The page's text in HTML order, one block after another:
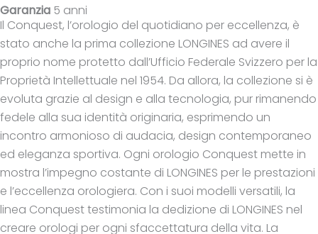
Garanzia 5 anni
Il Conquest, l’orologio del quotidiano per eccellenza, è
stato anche la prima collezione LONGINES ad avere il
proprio nome protetto dall’Ufficio Federale Svizzero per la
Proprietà Intellettuale nel 1954. Da allora, la collezione si è
evoluta grazie al design e alla tecnologia, pur rimanendo
fedele alla sua identità originaria, esprimendo un
incontro armonioso di audacia, design contemporaneo
ed eleganza sportiva. Ogni orologio Conquest mette in
mostra l’impegno costante di LONGINES per le prestazioni
e l’eccellenza orologiera. Con i suoi modelli versatili, la
linea Conquest testimonia la dedizione di LONGINES nel
creare orologi per ogni sfaccettatura della vita. La